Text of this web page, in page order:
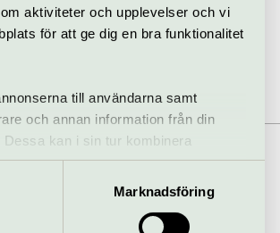
aktiviteter och upplevelser och vi
för att ge dig en bra funktionalitet
till användarna samt
och annan information från din
kan i sin tur kombinera
in när du har använt deras tjänster.
Marknadsföring